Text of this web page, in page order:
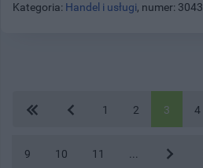
Kategoria: Handel i usługi, numer: 3043
1 2 3 4
9 10 11